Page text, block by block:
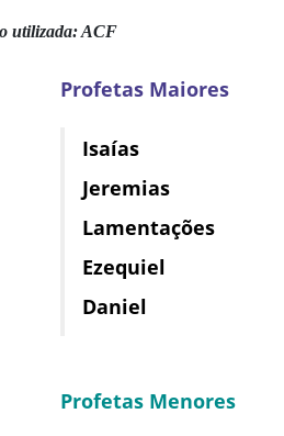
utilizada: ACF
Profetas Maiores
Isaías
Jeremias
Lamentações
Ezequiel
Daniel
Profetas Menores